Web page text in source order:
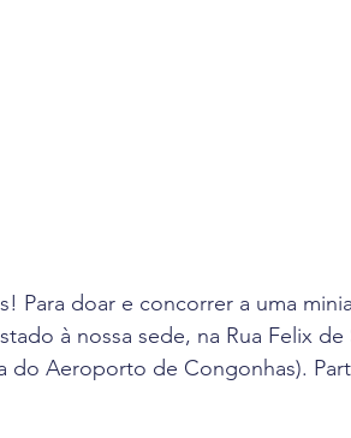
Para doar e concorrer a uma
à nossa sede, na Rua Felix de
do Aeroporto de Congonhas).